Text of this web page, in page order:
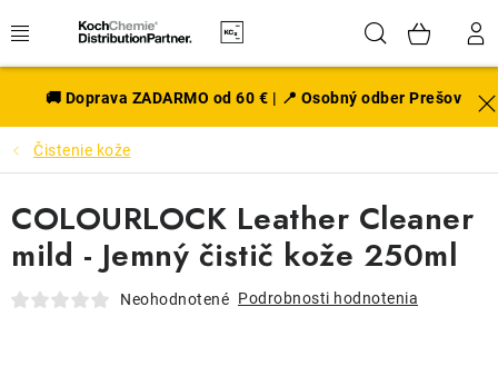
na
Hľadať
EXTERIÉR
DISKY A PNEU
INTERIÉR
PRÍSLUŠENSTVO
🚚 Doprava ZADARMO od 60 € | 📍 Osobný odber Prešov
Čistenie kože
COLOURLOCK Leather Cleaner
mild - Jemný čistič kože 250ml
Neohodnotené Podrobnosti hodnotenia